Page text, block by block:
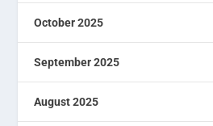
October 2025
September 2025
August 2025